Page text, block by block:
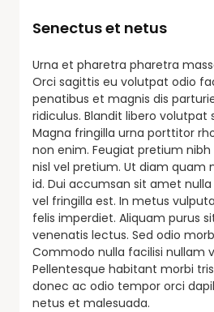
Senectus et netus
Urna et pharetra pharetra
Orci sagittis eu volutpat odio
penatibus et magnis dis
ridiculus. Blandit libero volutpat
Magna fringilla urna porttitor
non enim. Feugiat pretium
nisl vel pretium. Ut diam quam
id. Dui accumsan sit amet nulla
vel fringilla est. In metus
felis imperdiet. Aliquam purus
venenatis lectus. Sed odio
Commodo nulla facilisi nullam
Pellentesque habitant morbi
donec ac odio tempor orci
netus et malesuada.